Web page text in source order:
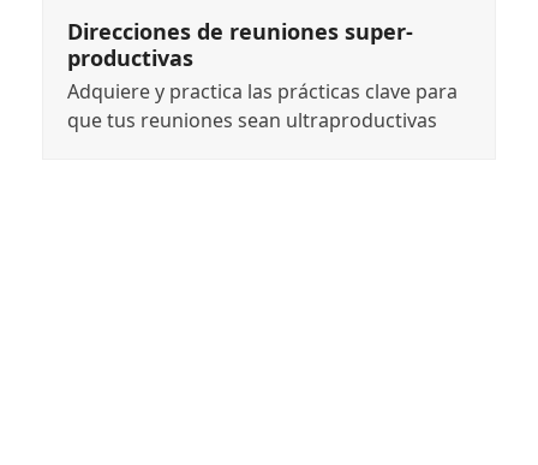
Direcciones de reuniones super-
productivas
Adquiere y practica las prácticas clave para
que tus reuniones sean ultraproductivas